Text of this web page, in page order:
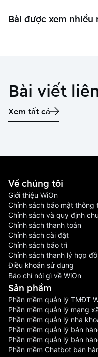
Bài được xem nhiều
Bài viết
Xem tất cả
Về chúng tôi
Giới thiệu WiOn
Chính sách bảo mật thông
Chính sách và quy định
Chính sách thanh toán
Chính sách cài đặt
Chính sách bảo trì
Chính sách thanh lý hợp
Điều khoản sử dụng
Báo chí nói gì về WiOn
Sản phầm
Phần mềm quản lý TMĐT
Phần mềm quản lý mạng
Phần mềm quản lý nha
Phần mềm quản lý bán
Phần mềm quản lý bán
Phần mềm Chatbot bán